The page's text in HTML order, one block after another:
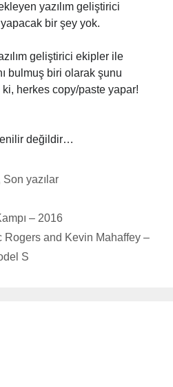
yazılım geliştirici
bir şey yok.
geliştirici ekipler ile
bulmuş biri olarak şunu
herkes copy/paste yapar!
değildir…
Son yazılar
– 2016
Rogers and Kevin Mahaffey –
S